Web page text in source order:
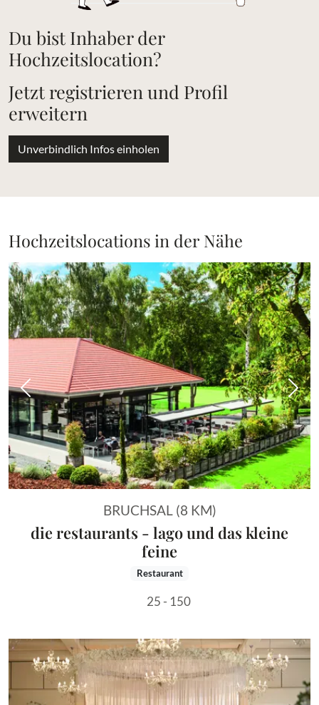
Du bist Inhaber der
Hochzeitslocation?
Jetzt registrieren und Profil
erweitern
Unverbindlich Infos einholen
Hochzeitslocations in der Nähe
Vorheriges Bild
BRUCHSAL (8 KM)
die restaurants - lago und das kleine
feine
Restaurant
25 - 150